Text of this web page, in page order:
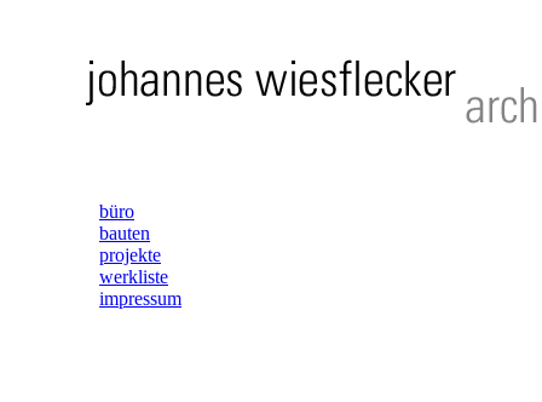
büro
bauten
projekte
werkliste
impressum